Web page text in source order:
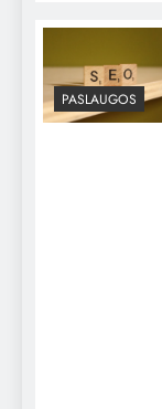
PASLAUGOS